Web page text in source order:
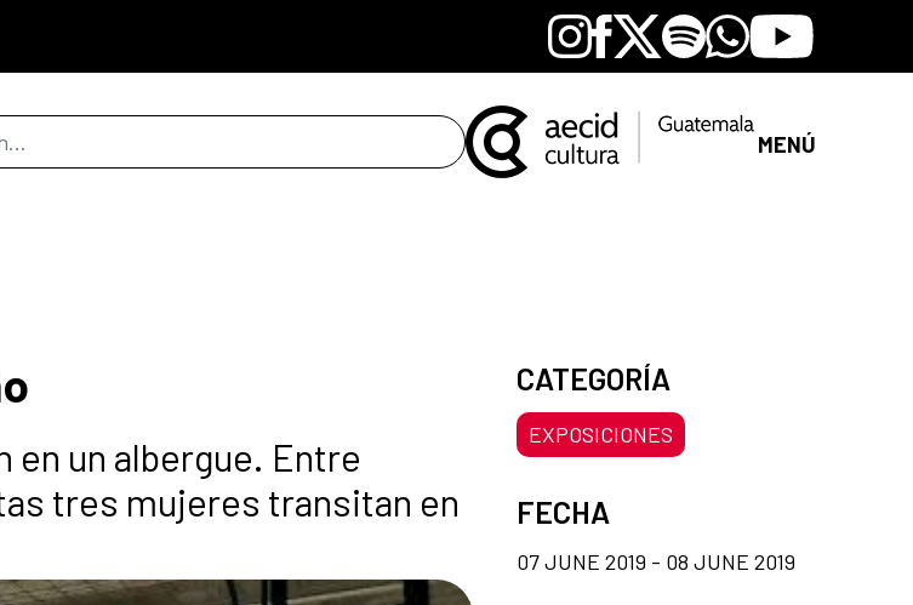
Instagram
Facebook
X SpotifyWhatsapp
Youtube
MENÚ
en un albergue. Entre
tres mujeres transitan en
CATEGORÍA
EXPOSICIONES
FECHA
07 JUNE 2019 - 08 JUNE 2019